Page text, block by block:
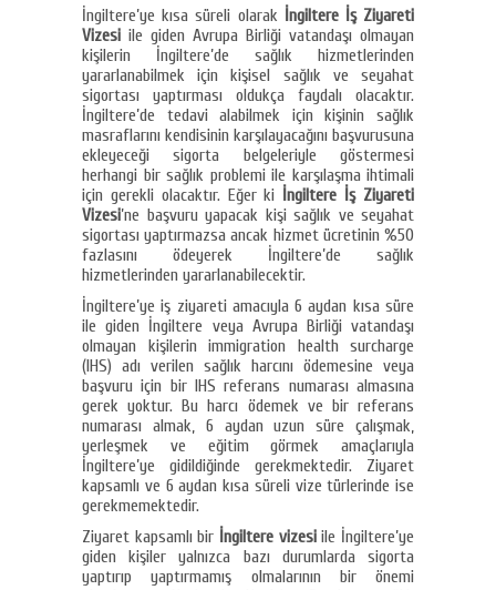
İngiltere’ye kısa süreli olarak İngiltere İş Ziyareti
Vizesi ile giden Avrupa Birliği vatandaşı olmayan
kişilerin İngiltere’de sağlık hizmetlerinden
yararlanabilmek için kişisel sağlık ve seyahat
sigortası yaptırması oldukça faydalı olacaktır.
İngiltere’de tedavi alabilmek için kişinin sağlık
masraflarını kendisinin karşılayacağını başvurusuna
ekleyeceği sigorta belgeleriyle göstermesi
herhangi bir sağlık problemi ile karşılaşma ihtimali
için gerekli olacaktır. Eğer ki İngiltere İş Ziyareti
Vizesi’ne başvuru yapacak kişi sağlık ve seyahat
sigortası yaptırmazsa ancak hizmet ücretinin %50
fazlasını ödeyerek İngiltere’de sağlık
hizmetlerinden yararlanabilecektir.
İngiltere’ye iş ziyareti amacıyla 6 aydan kısa süre
ile giden İngiltere veya Avrupa Birliği vatandaşı
olmayan kişilerin immigration health surcharge
(IHS) adı verilen sağlık harcını ödemesine veya
başvuru için bir IHS referans numarası almasına
gerek yoktur. Bu harcı ödemek ve bir referans
numarası almak, 6 aydan uzun süre çalışmak,
yerleşmek ve eğitim görmek amaçlarıyla
İngiltere’ye gidildiğinde gerekmektedir. Ziyaret
kapsamlı ve 6 aydan kısa süreli vize türlerinde ise
gerekmemektedir.
Ziyaret kapsamlı bir İngiltere vizesiile İngiltere’ye
giden kişiler yalnızca bazı durumlarda sigorta
yaptırıp yaptırmamış olmalarının bir önemi